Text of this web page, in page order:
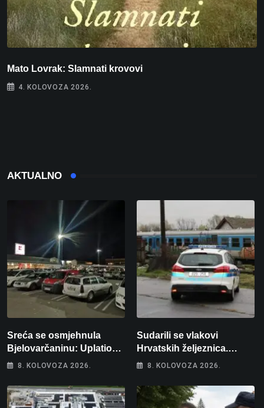
Mato Lovrak: Slamnati krovovi
4. KOLOVOZA 2026.
AKTUALNO
Sreća se osmjehnula
Bjelovarčaninu: Uplatio
samo 4 eura, a osvojio
8. KOLOVOZA 2026.
Sudarili se vlakovi
Hrvatskih željeznica.
Šestero osoba teško
intenzivnoj
8. KOLOVOZA 2026.